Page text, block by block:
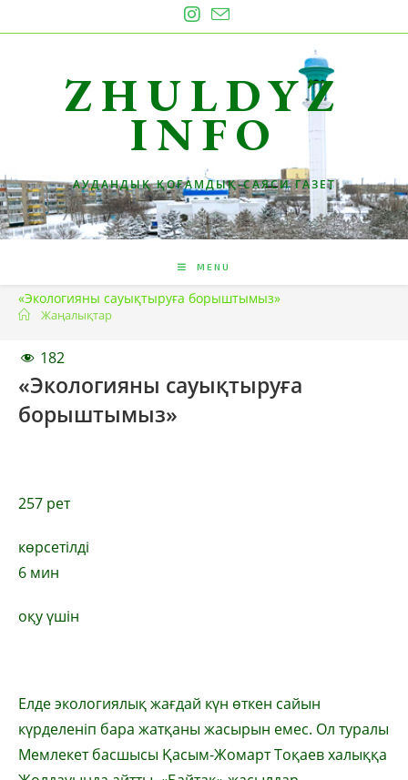
to
ZHULDYZ
INFO
АУДАНДЫҚ ҚОҒАМДЫҚ-САЯСИ ГАЗЕТ
MENU
«Экологияны сауықтыруға борыштымыз»
Жаңалықтар
182
«Экологияны сауықтыруға
борыштымыз»
257 рет
көрсетілді
6 мин
оқу үшін
Елде экологиялық жағдай күн өткен сайын
күрделеніп бара жатқаны жасырын емес. Ол туралы
Мемлекет басшысы Қасым-Жомарт Тоқаев халыққа